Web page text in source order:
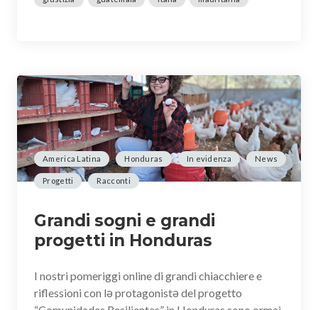
America Latina Honduras In evidenza News
Progetti Racconti
Grandi sogni e grandi
progetti in Honduras
I nostri pomeriggi online di grandi chiacchiere e
riflessioni con lə protagonistə del progetto